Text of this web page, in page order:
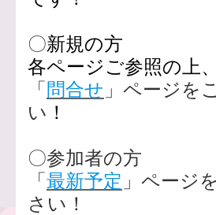
〇新規の方
各ページご参照の上、
「問合せ 」ページを
い ！
〇参加者の方
「最新予定 」ページ
さい！